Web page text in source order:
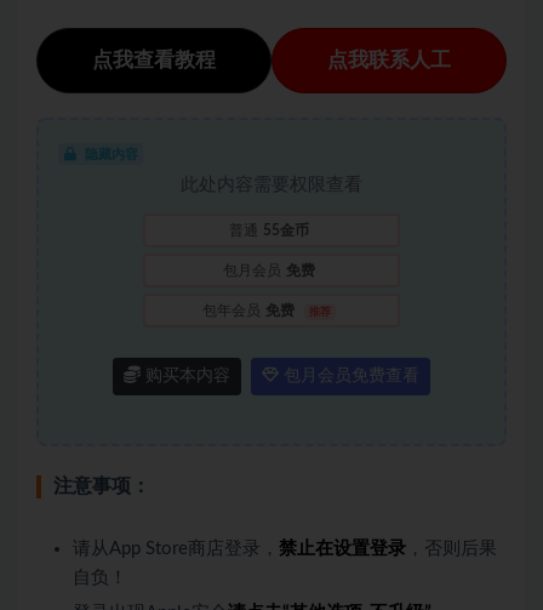
点我查看教程 点我联系人工
隐藏内容
此处内容需要权限查看
普通 55金币
包月会员 免费
包年会员 免费 推荐
购买本内容 包月会员免费查看
注意事项：
请从App Store商店登录， 禁止在设置登录 ，否则后果
自负！